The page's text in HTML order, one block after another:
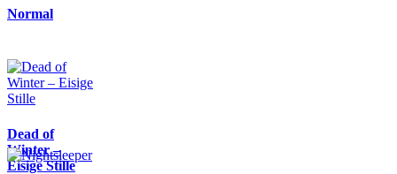
Normal
Dead of
Winter –
Eisige Stille